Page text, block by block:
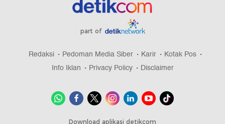
part of
Redaksi Pedoman Media Siber Karir
Kotak Pos
Info Iklan
Privacy Policy Disclaimer
Download aplikasi detikcom